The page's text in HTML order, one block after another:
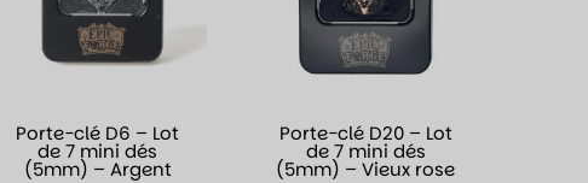
Porte-clé D6 – Lot
de 7 mini dés
(5mm) – Argent
Porte-clé D20 – Lot
de 7 mini dés
(5mm) – Vieux rose